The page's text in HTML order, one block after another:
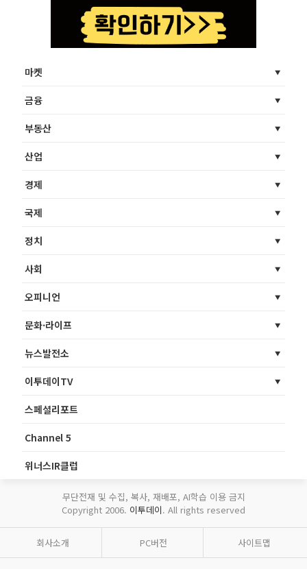
마켓
금융
부동산
산업
경제
국제
정치
사회
오피니언
문화·라이프
뉴스발전소
이투데이TV
스페셜리포트
Channel 5
위너스IR클럽
무단전재 및 수집, 복사, 재배포, AI학습 이용 금지
Copyright 2006. 이투데이. All rights reserved
회사소개 PC버전 사이트맵